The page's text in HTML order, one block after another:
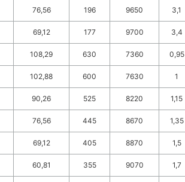
76,56 196 9650 3,1
69,12 177 9700 3,4
108,29 630 7360 0,95
102,88 600 7630 1
90,26 525 8220 1,15
76,56 445 8670 1,35
69,12 405 8870 1,5
60,81 355 9070 1,7